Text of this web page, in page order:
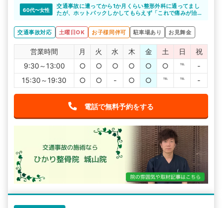
60代〜女性
交通事故に遭ってから1か月くらい整形外科に通ってまし
たが、ホットパックしかしてもらえず「これで痛みが治
ひかり整骨院さんに相談した所、施術できると言っても
らえたので、通い始めたら痛い所がどこか分からなかっ
た位の痛みが、どんどん良くなっていくのが実感出来ま
した。先生たちもその都度話をしっかりと聞いてくれ一
生懸命してくれます。ひかり整骨院の先生方いつもあり
がとうございます。
交通事故対応 土曜日OK お子様同伴可 駐車場あり お見舞金
営業時間 月 火 水 木 金 土 日
祝
9:30～13:00
○ ○ ○ ○ ○ ○ ℡
-
15:30～19:30
○ ○ - ○ ○ ℡ ℡ -
電話で無料予約をする